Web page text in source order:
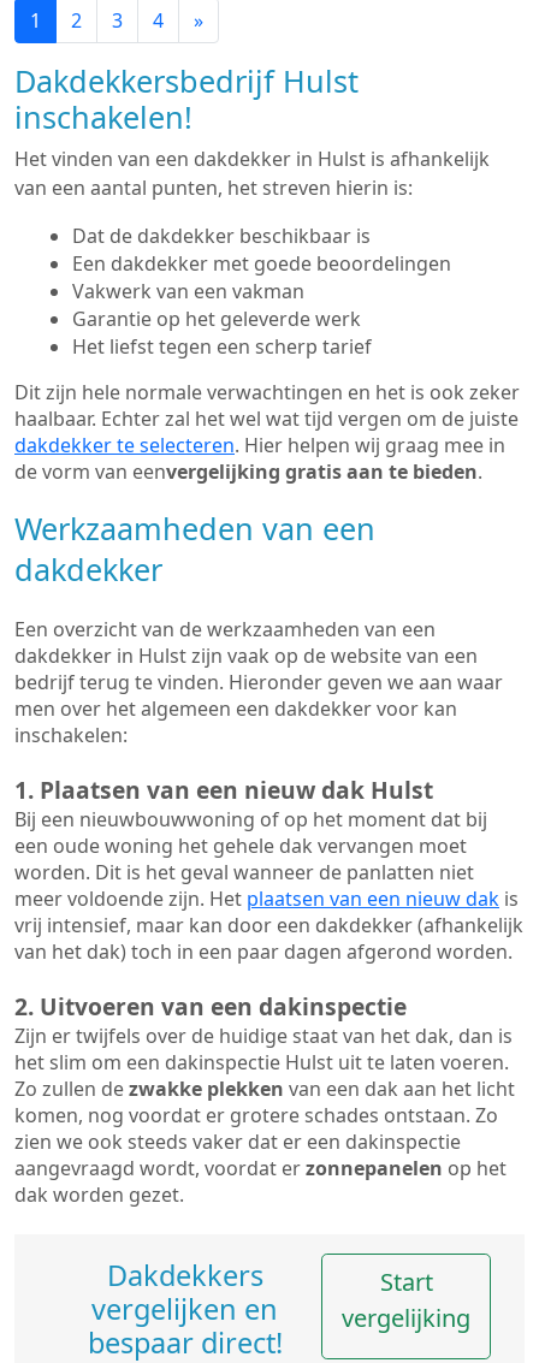
1 2 3 4 »
Dakdekkersbedrijf Hulst
inschakelen!
Het vinden van een dakdekker in Hulst is afhankelijk
van een aantal punten, het streven hierin is:
Dat de dakdekker beschikbaar is
Een dakdekker met goede beoordelingen
Vakwerk van een vakman
Garantie op het geleverde werk
Het liefst tegen een scherp tarief
Dit zijn hele normale verwachtingen en het is ook zeker
haalbaar. Echter zal het wel wat tijd vergen om de juiste
dakdekker te selecteren. Hier helpen wij graag mee in
de vorm van eenvergelijking gratis aan te bieden.
Werkzaamheden van een
dakdekker
Een overzicht van de werkzaamheden van een
dakdekker in Hulst zijn vaak op de website van een
bedrijf terug te vinden. Hieronder geven we aan waar
men over het algemeen een dakdekker voor kan
inschakelen:
1. Plaatsen van een nieuw dak Hulst
Bij een nieuwbouwwoning of op het moment dat bij
een oude woning het gehele dak vervangen moet
worden. Dit is het geval wanneer de panlatten niet
meer voldoende zijn. Het plaatsen van een nieuw dak is
vrij intensief, maar kan door een dakdekker (afhankelijk
van het dak) toch in een paar dagen afgerond worden.
2. Uitvoeren van een dakinspectie
Zijn er twijfels over de huidige staat van het dak, dan is
het slim om een dakinspectie Hulst uit te laten voeren.
Zo zullen dezwakke plekken van een dak aan het licht
komen, nog voordat er grotere schades ontstaan. Zo
zien we ook steeds vaker dat er een dakinspectie
aangevraagd wordt, voordat erzonnepanelen op het
dak worden gezet.
Dakdekkers
vergelijken en
bespaar direct!
Start
vergelijking